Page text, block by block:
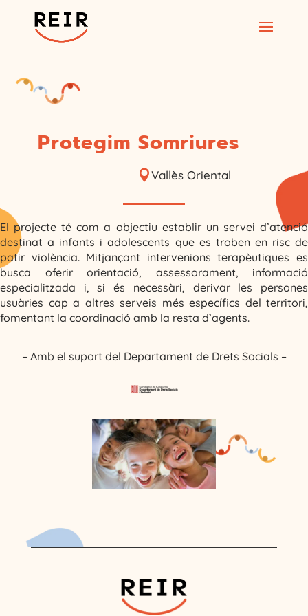
Protegim Somriures
Vallès Oriental
El projecte té com a objectiu establir un servei d’atenció
destinat a infants i adolescents que es troben en risc de
patir violència. Mitjançant intervenions terapèutiques es
busca oferir orientació, assessorament, informació
especialitzada i, si és necessàri, derivar les persones
usuàries cap a altres serveis més específics del territori,
fomentant la coordinació amb la resta d’agents.
–Amb el suport del Departament de Drets Socials –